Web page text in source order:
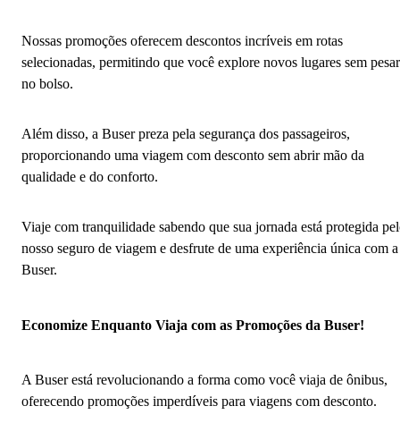
Nossas promoções oferecem descontos incríveis em rotas
selecionadas, permitindo que você explore novos lugares sem pesar
no bolso.
Além disso, a Buser preza pela segurança dos passageiros,
proporcionando uma viagem com desconto sem abrir mão da
qualidade e do conforto.
Viaje com tranquilidade sabendo que sua jornada está protegida
nosso seguro de viagem e desfrute de uma experiência única com a
Buser.
Economize Enquanto Viaja com as Promoções da Buser!
A Buser está revolucionando a forma como você viaja de ônibus,
oferecendo promoções imperdíveis para viagens com desconto.